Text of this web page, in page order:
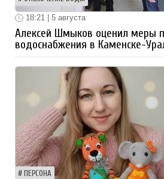
18:21 | 5 августа
Алексей Шмыков оценил меры
водоснабжения в Каменске-
ПЕРСОНА